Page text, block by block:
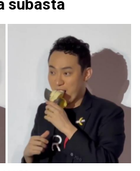
subasta